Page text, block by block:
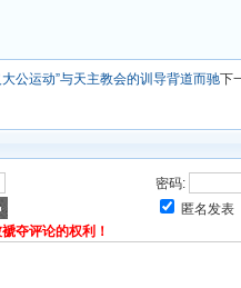
公运动”与天主教会的训导背道而驰下
密码:
匿名发表
夺评论的权利！